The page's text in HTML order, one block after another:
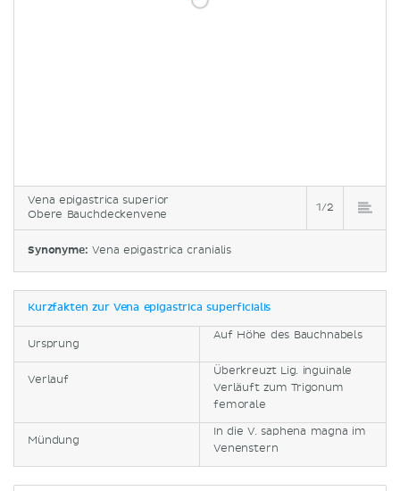
Vena epigastrica superior
Obere Bauchdeckenvene
1/2
Synonyme: Vena epigastrica cranialis
Kurzfakten zur Vena epigastrica superficialis
Ursprung
Auf Höhe des Bauchnabels
Verlauf
Überkreuzt Lig. inguinale
Verläuft zum Trigonum
femorale
Mündung
In die V. saphena magna im
Venenstern